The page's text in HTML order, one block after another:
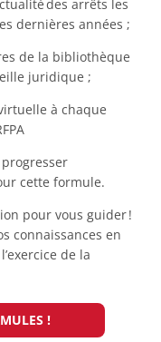
des arrêts les
dernières années ;
de la bibliothèque
juridique ;
à chaque
cette formule.
pour vous guider !
connaissances en
de la
!